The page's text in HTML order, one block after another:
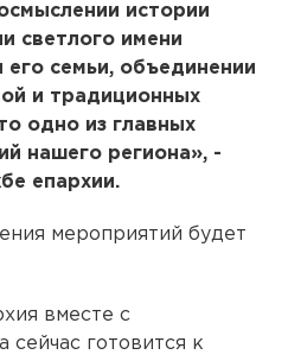
истории
светлого имени
семьи, объединении
и традиционных
одно из главных
нашего региона», -
епархии.
мероприятий будет
вместе с
сейчас готовится к